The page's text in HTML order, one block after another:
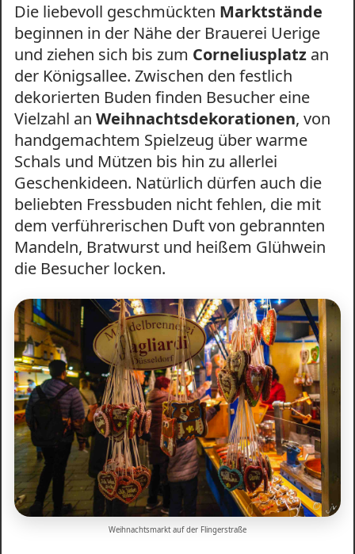
Die liebevoll geschmückten Marktstände
beginnen in der Nähe der Brauerei Uerige
und ziehen sich bis zum Corneliusplatz an
der Königsallee. Zwischen den festlich
dekorierten Buden finden Besucher eine
Vielzahl an Weihnachtsdekorationen, von
handgemachtem Spielzeug über warme
Schals und Mützen bis hin zu allerlei
Geschenkideen. Natürlich dürfen auch die
beliebten Fressbuden nicht fehlen, die mit
dem verführerischen Duft von gebrannten
Mandeln, Bratwurst und heißem Glühwein
die Besucher locken.
Weihnachtsmarkt auf der Flingerstraße